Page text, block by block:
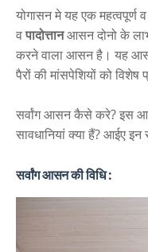
योगासन मे यह एक
वपादोत्तानआसन दोनो के
करने वाला आसन है। यह
पैरों की मांसपेशियों को विशेष
सर्वांग आसन कैसे करे? इस
सावधानियां क्या हैं? आईए
सर्वांग आसन की विधि :